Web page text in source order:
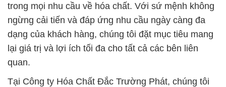
trong mọi nhu cầu về hóa chất. Với sứ mệnh không
ngừng cải tiến và đáp ứng nhu cầu ngày càng đa
dạng của khách hàng, chúng tôi đặt mục tiêu mang
lại giá trị và lợi ích tối đa cho tất cả các bên liên
quan.
Tại Công ty Hóa Chất Đắc Trường Phát, chúng tôi